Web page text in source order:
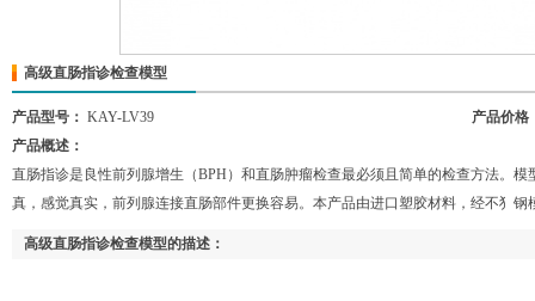
高级直肠指诊检查模型
产品型号： KAY-LV39
产品价格
产品概述：
直肠指诊是良性前列腺增生（BPH）和直肠肿瘤检查最必须且简单的检查方法。
真，感觉真实，前列腺连接直肠部件更换容易。本产品由进口塑胶材料，经不犭
高级直肠指诊检查模型的描述：